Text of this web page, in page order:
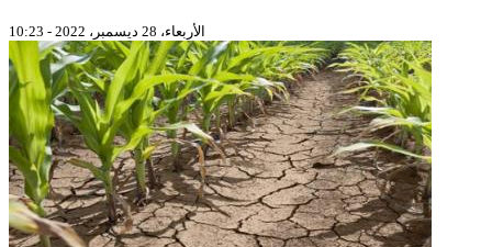
الأربعاء، 28 ديسمبر، 2022 - 10:23